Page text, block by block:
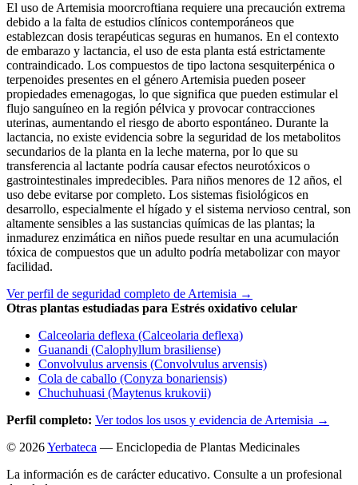
El uso de Artemisia moorcroftiana requiere una precaución extrema
debido a la falta de estudios clínicos contemporáneos que
establezcan dosis terapéuticas seguras en humanos. En el contexto
de embarazo y lactancia, el uso de esta planta está estrictamente
contraindicado. Los compuestos de tipo lactona sesquiterpénica o
terpenoides presentes en el género Artemisia pueden poseer
propiedades emenagogas, lo que significa que pueden estimular el
flujo sanguíneo en la región pélvica y provocar contracciones
uterinas, aumentando el riesgo de aborto espontáneo. Durante la
lactancia, no existe evidencia sobre la seguridad de los metabolitos
secundarios de la planta en la leche materna, por lo que su
transferencia al lactante podría causar efectos neurotóxicos o
gastrointestinales impredecibles. Para niños menores de 12 años, el
uso debe evitarse por completo. Los sistemas fisiológicos en
desarrollo, especialmente el hígado y el sistema nervioso central, son
altamente sensibles a las sustancias químicas de las plantas; la
inmadurez enzimática en niños puede resultar en una acumulación
tóxica de compuestos que un adulto podría metabolizar con mayor
facilidad.
Ver perfil de seguridad completo de Artemisia →
Otras plantas estudiadas para Estrés oxidativo celular
Calceolaria deflexa (Calceolaria deflexa)
Guanandi (Calophyllum brasiliense)
Convolvulus arvensis (Convolvulus arvensis)
Cola de caballo (Conyza bonariensis)
Chuchuhuasi (Maytenus krukovii)
Perfil completo: Ver todos los usos y evidencia de Artemisia →
© 2026Yerbateca — Enciclopedia de Plantas Medicinales
La información es de carácter educativo. Consulte a un profesional